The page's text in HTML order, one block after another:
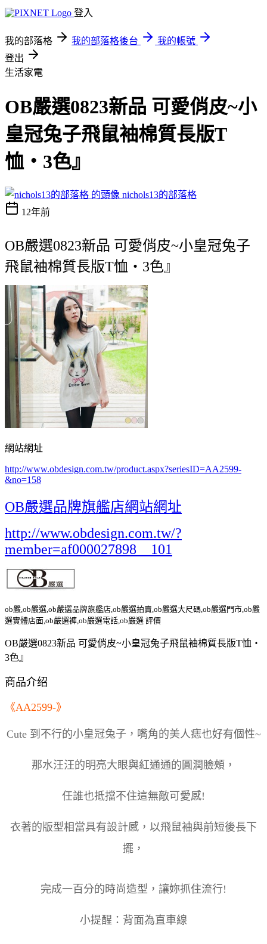
登入
我的部落格 我的部落格後台
我的帳號
登出
生活家電
OB嚴選0823新品 可愛俏皮~小
皇冠兔子飛鼠袖棉質長版T
恤‧3色』
nichols13的部落格
12年前
OB嚴選0823新品 可愛俏皮~小皇冠兔子
飛鼠袖棉質長版T恤‧3色』
網站網址
http://www.obdesign.com.tw/product.aspx?seriesID=AA2599-
&no=158
OB嚴選品牌旗艦店網站網址
http://www.obdesign.com.tw/?
member=af000027898__101
ob嚴,ob嚴選,ob嚴選品牌旗艦店,ob嚴選拍賣,ob嚴選大尺碼,ob嚴選門市,ob嚴
選實體店面,ob嚴選褲,ob嚴選電話,ob嚴選 評價
OB嚴選0823新品 可愛俏皮~小皇冠兔子飛鼠袖棉質長版T恤‧
3色』
商品介绍
《AA2599-》
Cute 到不行的小皇冠兔子，嘴角的美人痣也好有個性~
那水汪汪的明亮大眼與紅通通的圓潤臉頰，
任誰也抵擋不住這無敵可愛感!
衣著的版型相當具有設計感，以飛鼠袖與前短後長下
擺，
完成一百分的時尚造型，讓妳抓住流行!
小提醒：背面為直車線